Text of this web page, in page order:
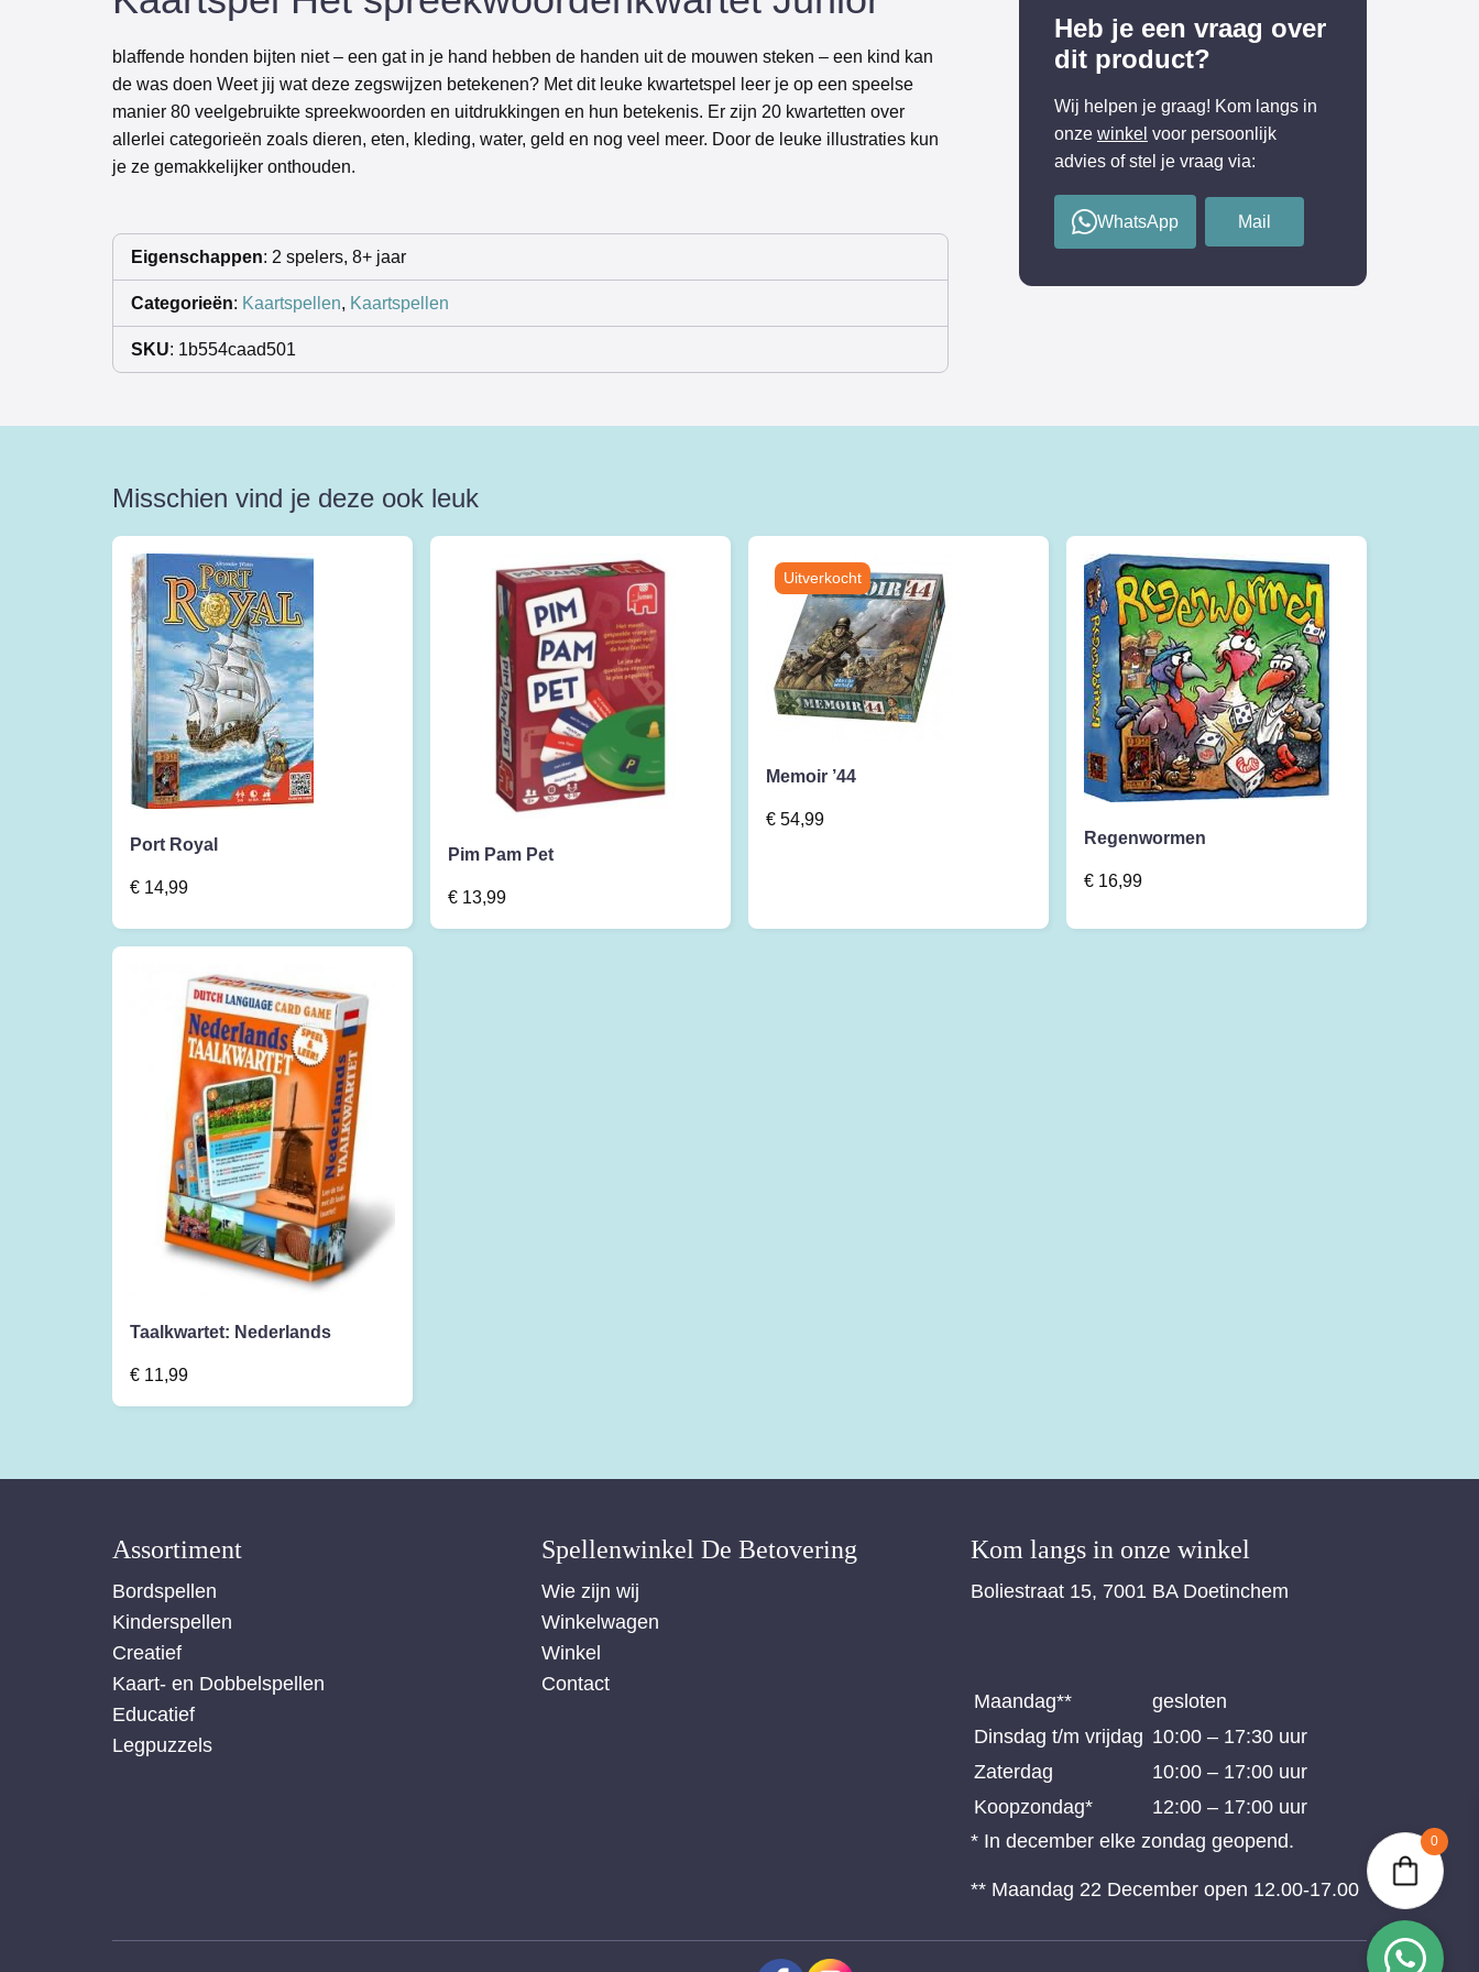
0
blaffende honden bijten niet – een gat in je hand hebben de handen uit de mouwen steken – een kind kan
de was doen Weet jij wat deze zegswijzen betekenen? Met dit leuke kwartetspel leer je op een speelse
manier 80 veelgebruikte spreekwoorden en uitdrukkingen en hun betekenis. Er zijn 20 kwartetten over
allerlei categorieën zoals dieren, eten, kleding, water, geld en nog veel meer. Door de leuke illustraties kun
je ze gemakkelijker onthouden.
Eigenschappen: 2 spelers, 8+ jaar
Categorieën: Kaartspellen, Kaartspellen
SKU: 1b554caad501
Heb je een vraag over
dit product?
Wij helpen je graag! Kom langs in
onze winkel voor persoonlijk
advies of stel je vraag via:
WhatsApp Mail
Misschien vind je deze ook leuk
Port Royal
€ 14,99
Pim Pam Pet
€ 13,99
Memoir ’44
€ 54,99
Regenwormen
€ 16,99
Taalkwartet: Nederlands
€ 11,99
Assortiment
Bordspellen
Kinderspellen
Creatief
Kaart- en Dobbelspellen
Educatief
Legpuzzels
Spellenwinkel De Betover​ing
Wie zijn wij
Winkelwagen
Winkel
Contact
Kom langs in onze winkel
Boliestraat 15, 7001 BA Doetinchem
Maandag**
gesloten
Dinsdag t/m vrijdag 10:00 – 17:30 uur
Zaterdag
10:00 – 17:00 uur
Koopzondag*
12:00 – 17:00 uur
* In december elke zondag geopend.
** Maandag 22 December open 12.00-17.00